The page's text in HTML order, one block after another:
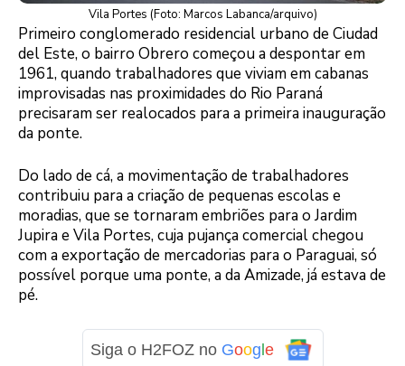
Vila Portes (Foto: Marcos Labanca/arquivo)
Primeiro conglomerado residencial urbano de Ciudad
del Este, o bairro Obrero começou a despontar em
1961, quando trabalhadores que viviam em cabanas
improvisadas nas proximidades do Rio Paraná
precisaram ser realocados para a primeira inauguração
da ponte.
Do lado de cá, a movimentação de trabalhadores
contribuiu para a criação de pequenas escolas e
moradias, que se tornaram embriões para o Jardim
Jupira e Vila Portes, cuja pujança comercial chegou
com a exportação de mercadorias para o Paraguai, só
possível porque uma ponte, a da Amizade, já estava de
pé.
Siga o H2FOZ no Google